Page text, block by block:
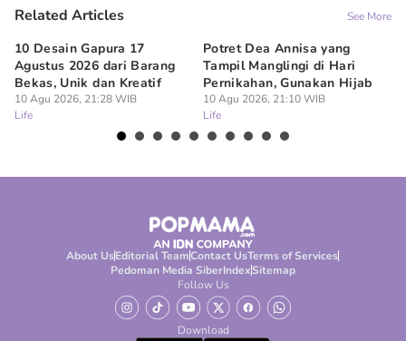
Related Articles See More
10 Desain Gapura 17
Agustus 2026 dari Barang
Bekas, Unik dan Kreatif
10 Agu 2026, 21:28 WIB
Life
Potret Dea Annisa yang
Tampil Manglingi di Hari
Pernikahan, Gunakan Hijab
10 Agu 2026, 21:10 WIB
Life
About UsEditorial TeamContact UsTerms of Services
Pedoman Media SiberIndexSitemap
Follow Us
Download